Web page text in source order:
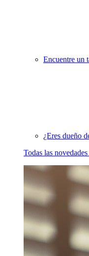
Encuentre un
¿Eres dueño
Todas las